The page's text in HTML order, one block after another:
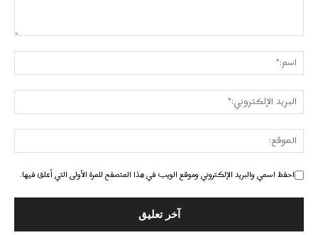
احفظ اسمي والبريد الإلكتروني وموقع الويب في هذا المتصفح للمرة الأولى التي أعلق فيها.